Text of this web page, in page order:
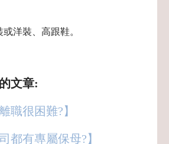
或洋裝、高跟鞋。
文章:
職很困難?】
都有專屬保母?】